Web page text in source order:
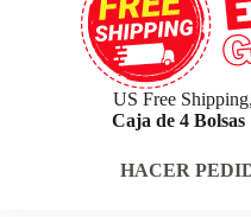
US Free
Caja de 4
HACER